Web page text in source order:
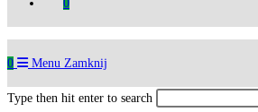
0
0 Menu Zamknij
Type then hit enter to search